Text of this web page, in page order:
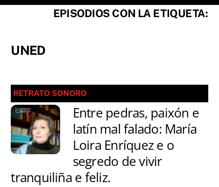
EPISODIOS CON LA ETIQUETA:
UNED
RETRATO SONORO
Entre pedras, paixón e
latín mal falado: María
Loira Enríquez e o
segredo de vivir
tranquiliña e feliz.